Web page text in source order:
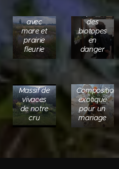
avec
mare et
prairie
fleurie
des
biotopes
en
danger
Massif de
vivaces
de notre
cru
Composition
exotique
pour un
mariage